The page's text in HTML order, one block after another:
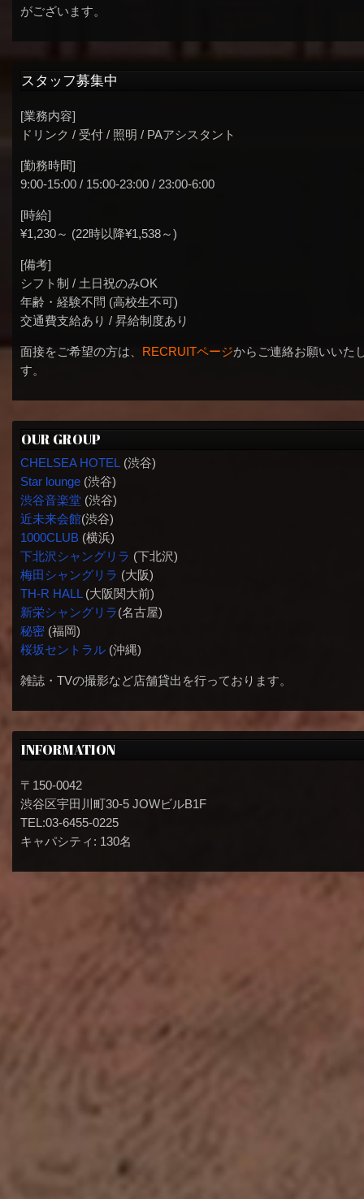
がございます。
スタッフ募集中
[業務内容]
ドリンク / 受付 / 照明 / PAアシスタント
[勤務時間]
9:00-15:00 / 15:00-23:00 / 23:00-6:00
[時給]
¥1,230～ (22時以降¥1,538～)
[備考]
シフト制 / 土日祝のみOK
年齢・経験不問 (高校生不可)
交通費支給あり / 昇給制度あり
面接をご希望の方は、 RECRUITページからご連絡お願いいた
す。
OUR GROUP
CHELSEA HOTEL (渋谷)
Star lounge(渋谷)
渋谷音楽堂(渋谷)
近未来会館(渋谷)
1000CLUB(横浜)
下北沢シャングリラ (下北沢)
梅田シャングリラ (大阪)
TH-R HALL(大阪関大前)
新栄シャングリラ(名古屋)
秘密(福岡)
桜坂セントラル(沖縄)
雑誌・TVの撮影など店舗貸出を行っております。
INFORMATION
〒150-0042
渋谷区宇田川町30-5 JOWビルB1F
TEL:03-6455-0225
キャパシティ: 130名